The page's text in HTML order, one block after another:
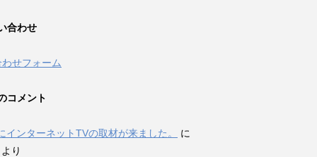
合わせ
せフォーム
コメント
インターネットTVの取材が来ました。
に
り